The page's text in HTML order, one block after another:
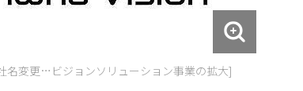
名変更…ビジョンソリューション事業の拡大]